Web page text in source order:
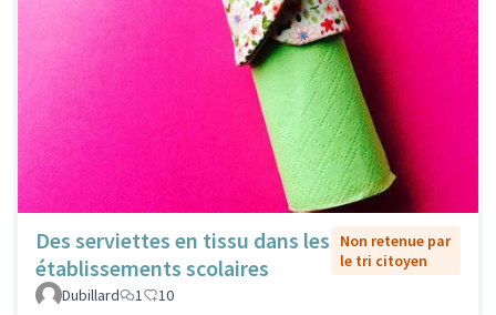
Des serviettes en tissu dans les
établissements scolaires
Non retenue par
le tri citoyen
Dubillard
1 10